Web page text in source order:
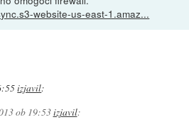
website-us-east-1.amaz...
izjavil:
ob 19:53izjavil: